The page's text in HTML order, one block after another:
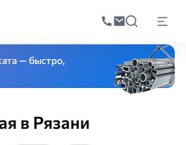
по
Листы из цветных металлов
— быстро,
в Рязани